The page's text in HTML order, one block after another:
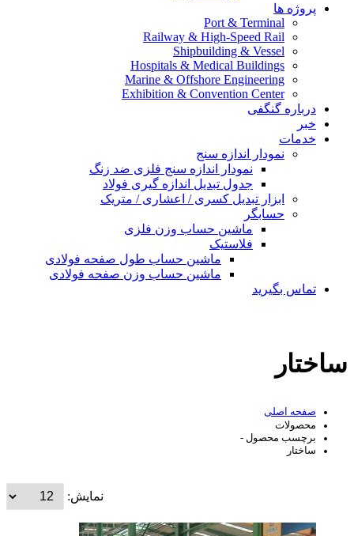
پروژه ها
Port & Terminal
Railway & High-Speed Rail
Shipbuilding & Vessel
Hospitals & Medical Buildings
Marine & Offshore Engineering
Exhibition & Convention Center
درباره گنگفی
خبر
خدمات
نمودار اندازه سنج
نمودار اندازه سنج فلزی ضد زنگ
جدول تبدیل اندازه گیری فولاد
ابزار تبدیل کسری / اعشاری / متریک
حسابگر
ماشین حساب وزن فلزی
فلاستیک
ماشین حساب طول صفحه فولادی
ماشین حساب وزن صفحه فولادی
تماس بگیرید
ساختار
صفحه اصلی
محصولات
برچسب محصول -
ساختار
نمایش: